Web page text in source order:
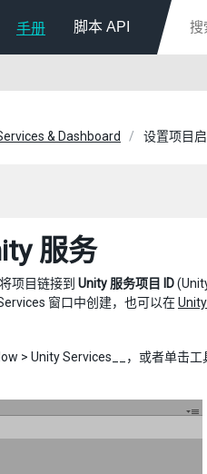
手册 脚本 API
& Dashboard 设置项目
服务
项目链接到 Unity 服务项目 ID
窗口中创建，也可以在
> Unity Services__，或者单击工